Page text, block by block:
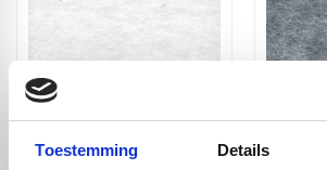
Toestemming Details
Akoestische paneel